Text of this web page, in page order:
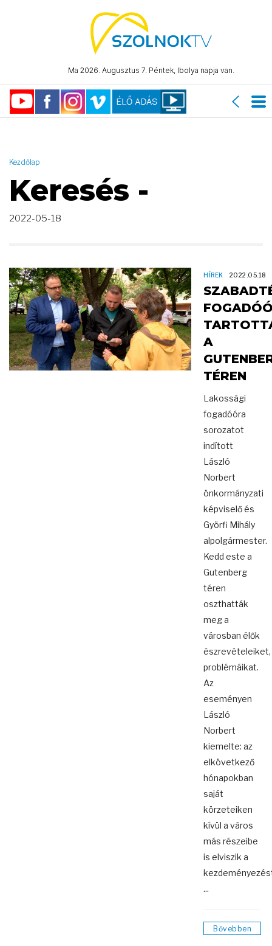
Ma 2026. Augusztus 7. Péntek, Ibolya napja van.
"2022-05-18 23:59:59" )
Kezdőlap
Keresés -
2022-05-18
HÍREK 2022.05.18
A
TÉREN
Lakossági
fogadóóra
sorozatot
indított
László
Norbert
önkormányzati
képviselő és
Györfi Mihály
alpolgármester.
Kedd este a
Gutenberg
téren
oszthatták
meg a
városban élők
észrevételeiket,
problémáikat.
Az
eseményen
László
Norbert
kiemelte: az
elkövetkező
hónapokban
saját
körzeteiken
kívül a város
más részeibe
is elviszik a
...
Bővebben